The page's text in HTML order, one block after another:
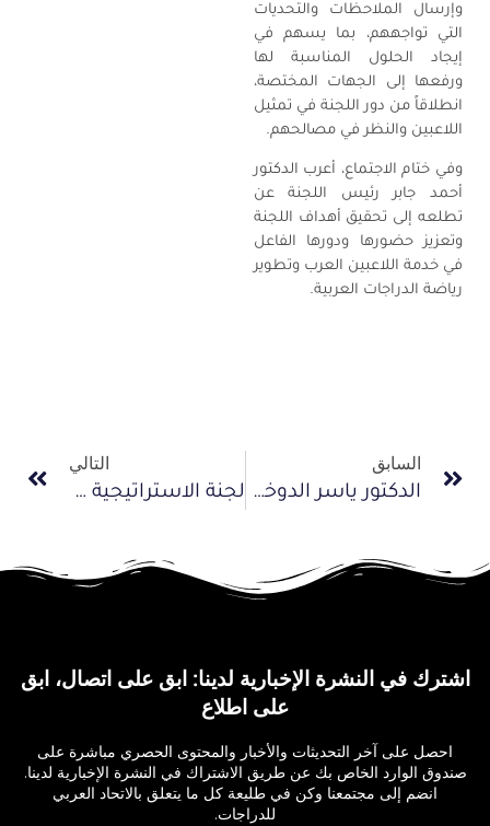
وإرسال الملاحظات والتحديات
التي تواجههم، بما يسهم في
إيجاد الحلول المناسبة لها
ورفعها إلى الجهات المختصة،
انطلاقاً من دور اللجنة في تمثيل
اللاعبين والنظر في مصالحهم.
وفي ختام الاجتماع، أعرب الدكتور
أحمد جابر رئيس اللجنة عن
تطلعه إلى تحقيق أهداف اللجنة
وتعزيز حضورها ودورها الفاعل
في خدمة اللاعبين العرب وتطوير
رياضة الدراجات العربية.
السابق
الدكتور ياسر الدوخي يحضر احتفالية اليوم العالمي للدراجة في مصر
التالي
لجنة الاستراتيجية والمتابعة بالاتحاد العربي للدراجات تعقد اجتماعها الأول وتناقش آليات تنفيذ الخطة الاستراتيجية
اشترك في النشرة الإخبارية لدينا: ابق على اتصال، ابق
على اطلاع
احصل على آخر التحديثات والأخبار والمحتوى الحصري مباشرة على
صندوق الوارد الخاص بك عن طريق الاشتراك في النشرة الإخبارية لدينا.
انضم إلى مجتمعنا وكن في طليعة كل ما يتعلق بالاتحاد العربي
للدراجات.